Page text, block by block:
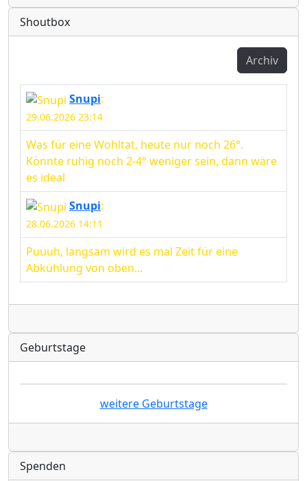
Shoutbox
Archiv
Snupi:
29.06.2026 23:14
Was für eine Wohltat, heute nur noch 26°.
Könnte ruhig noch 2-4° weniger sein, dann wäre
es ideal
Snupi:
28.06.2026 14:11
Puuuh, langsam wird es mal Zeit für eine
Abkühlung von oben...
Geburtstage
weitere Geburtstage
Spenden